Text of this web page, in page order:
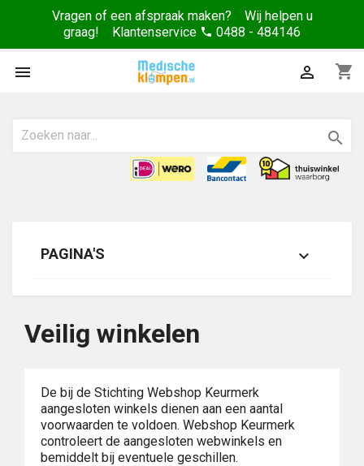
Vragen of een afspraak maken? Wij helpen u
graag! Klantenservice phone 0488 - 484146
 shopping_cart


PAGINA'S 
Veilig winkelen
De bij de Stichting Webshop Keurmerk
aangesloten winkels dienen aan een aantal
voorwaarden te voldoen. Webshop Keurmerk
controleert de aangesloten webwinkels en
bemiddelt bij eventuele geschillen.